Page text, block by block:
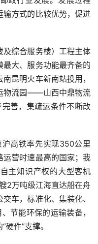
方式的比较优势，促进
综合服务楼）工程主体
大、服务功能最齐备的
昆明火车新南站投用，
物流园——山西中鼎物流
善，集疏运条件不断改
沪高铁率先实现350公里
运营时速最高的国家；我
主知识产权的大型客机
2万吨级江海直达船在舟
车，标准化、集装化、
节能环保的运输装备，
件”支撑。